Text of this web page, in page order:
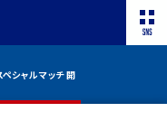
シャルマッチ 開